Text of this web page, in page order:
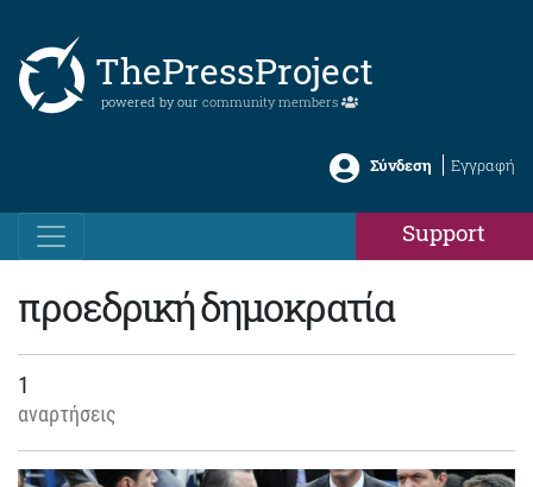
ThePressProject
powered by our community members
Σύνδεση Εγγραφή
Support
προεδρική δημοκρατία
1
αναρτήσεις